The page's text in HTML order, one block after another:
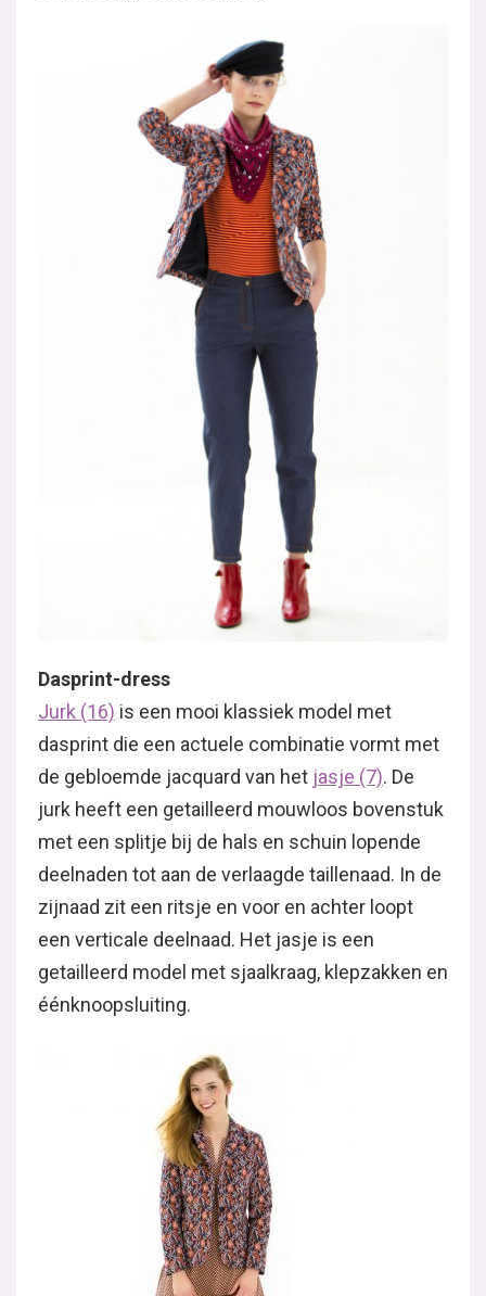
Dasprint-dress
Jurk (16) is een mooi klassiek model met
dasprint die een actuele combinatie vormt met
de gebloemde jacquard van het jasje (7). De
jurk heeft een getailleerd mouwloos bovenstuk
met een splitje bij de hals en schuin lopende
deelnaden tot aan de verlaagde taillenaad. In de
zijnaad zit een ritsje en voor en achter loopt
een verticale deelnaad. Het jasje is een
getailleerd model met sjaalkraag, klepzakken en
éénknoopsluiting.